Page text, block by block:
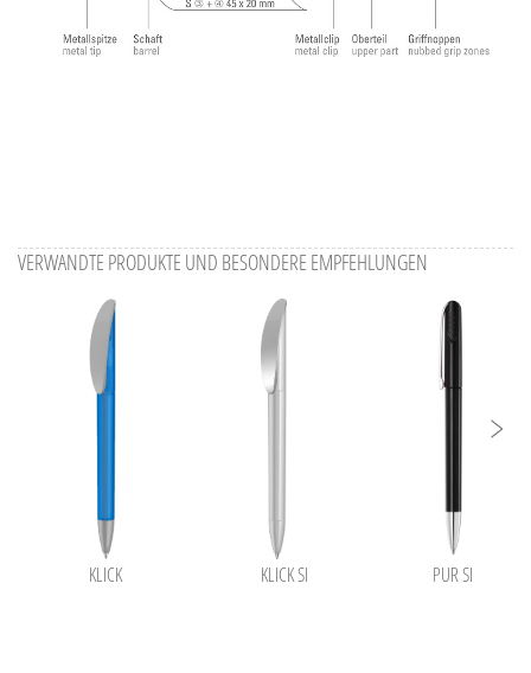
VERWANDTE PRODUKTE UND BESONDERE EMPFEHLUNGEN
KLICK KLICK SI PUR SI